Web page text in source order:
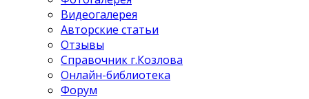
Видеогалерея
Авторские статьи
Отзывы
Справочник г.Козлова
Онлайн-библиотека
Форум